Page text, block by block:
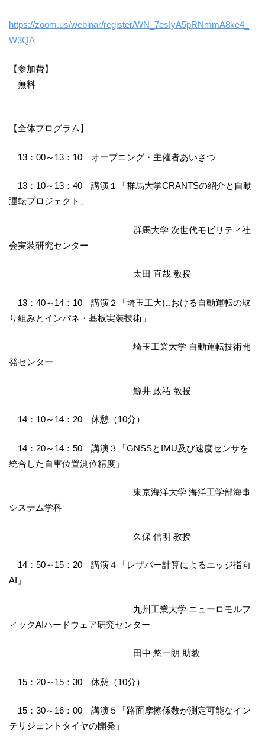
https://zoom.us/webinar/register/WN_7esIyA5pRNmmA8ke4_
W3QA
【参加費】
無料
【全体プログラム】
13：00～13：10 オープニング・主催者あいさつ
13：10～13：40 講演１「群馬大学CRANTSの紹介と自動
運転プロジェクト」
群馬大学 次世代モビリティ社
会実装研究センター
太田 直哉 教授
13：40～14：10 講演２「埼玉工大における自動運転の取
り組みとインパネ・基板実装技術」
埼玉工業大学 自動運転技術開
発センター
鯨井 政祐 教授
14：10～14：20 休憩（10分）
14：20～14：50 講演３「GNSSとIMU及び速度センサを
統合した自車位置測位精度」
東京海洋大学 海洋工学部海事
システム学科
久保 信明 教授
14：50～15：20 講演４「レザバー計算によるエッジ指向
AI」
九州工業大学 ニューロモルフ
ィックAIハードウェア研究センター
田中 悠一朗 助教
15：20～15：30 休憩（10分）
15：30～16：00 講演５「路面摩擦係数が測定可能なイン
テリジェントタイヤの開発」